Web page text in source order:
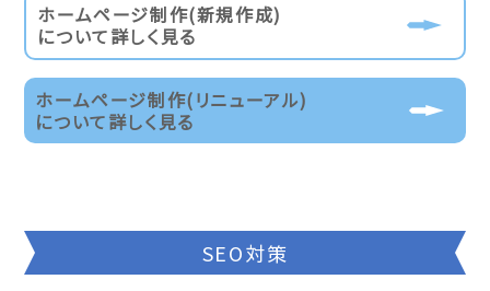
ホームページ制作(新規作成)
について詳しく見る
ホームページ制作(リニューアル)
について詳しく見る
SEO対策